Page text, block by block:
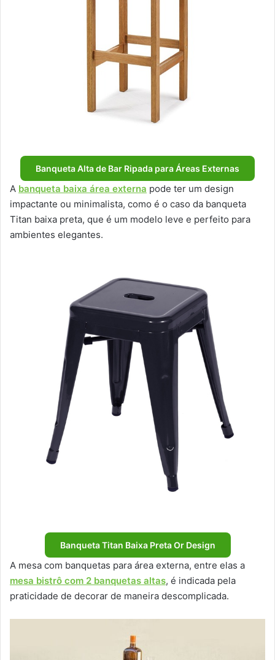
Banqueta Alta de Bar Ripada para Áreas Externas
A banqueta baixa área externa pode ter um design
impactante ou minimalista, como é o caso da banqueta
Titan baixa preta, que é um modelo leve e perfeito para
ambientes elegantes.
Banqueta Titan Baixa Preta Or Design
A mesa com banquetas para área externa, entre elas a
mesa bistrô com 2 banquetas altas, é indicada pela
praticidade de decorar de maneira descomplicada.